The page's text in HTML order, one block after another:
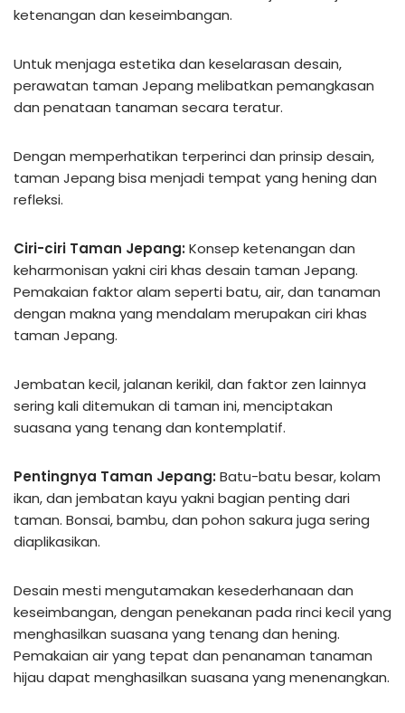
ketenangan dan keseimbangan.
Untuk menjaga estetika dan keselarasan desain,
perawatan taman Jepang melibatkan pemangkasan
dan penataan tanaman secara teratur.
Dengan memperhatikan terperinci dan prinsip desain,
taman Jepang bisa menjadi tempat yang hening dan
refleksi.
Ciri-ciri Taman Jepang: Konsep ketenangan dan
keharmonisan yakni ciri khas desain taman Jepang.
Pemakaian faktor alam seperti batu, air, dan tanaman
dengan makna yang mendalam merupakan ciri khas
taman Jepang.
Jembatan kecil, jalanan kerikil, dan faktor zen lainnya
sering kali ditemukan di taman ini, menciptakan
suasana yang tenang dan kontemplatif.
Pentingnya Taman Jepang: Batu-batu besar, kolam
ikan, dan jembatan kayu yakni bagian penting dari
taman. Bonsai, bambu, dan pohon sakura juga sering
diaplikasikan.
Desain mesti mengutamakan kesederhanaan dan
keseimbangan, dengan penekanan pada rinci kecil yang
menghasilkan suasana yang tenang dan hening.
Pemakaian air yang tepat dan penanaman tanaman
hijau dapat menghasilkan suasana yang menenangkan.